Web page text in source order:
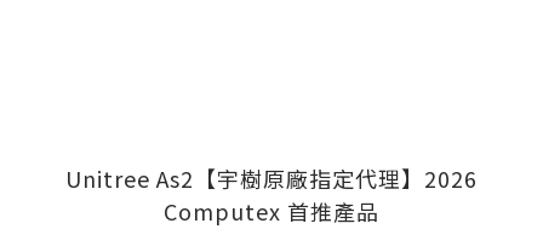
Unitree As2【宇樹原廠指定代理】2026
Computex 首推產品